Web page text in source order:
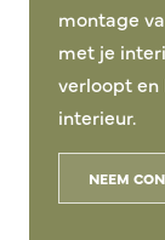
montage
met je
verloopt
interieur.
NEEM